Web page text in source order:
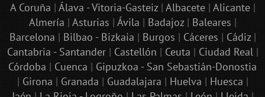
A Coruña | Álava - Vitoria-Gasteiz| Albacete| Alicante|
Almería | Asturias | Ávila | Badajoz| Baleares |
Barcelona | Bilbao - Bizkaia | Burgos | Cáceres | Cádiz|
Cantabria - Santander| Castellón | Ceuta | Ciudad Real|
Córdoba | Cuenca | Gipuzkoa - San Sebastián-Donostia
| Girona | Granada | Guadalajara | Huelva | Huesca |